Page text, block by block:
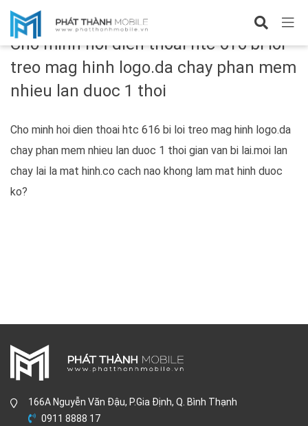
Cho minh hoi dien thoai htc 616 bi loi
treo mag hinh logo.da chay phan mem
nhieu lan duoc 1 thoi
Cho minh hoi dien thoai htc 616 bi loi treo mag hinh logo.da
chay phan mem nhieu lan duoc 1 thoi gian van bi lai.moi lan
chay lai la mat hinh.co cach nao khong lam mat hinh duoc
ko?
166A Nguyễn Văn Đậu, P.Gia Định, Q. Bình Thạnh
0911 8888 17